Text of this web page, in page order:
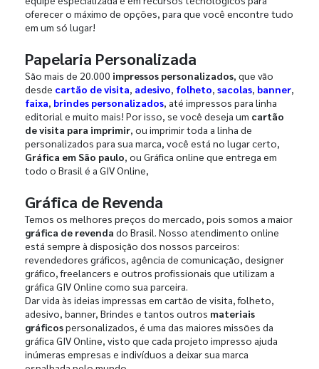
oferecer o máximo de opções, para que você encontre tudo
em um só lugar!
Papelaria Personalizada
São mais de 20.000 impressos personalizados, que vão
desde cartão de visita, adesivo, folheto, sacolas, banner,
faixa, brindes personalizados, até impressos para linha
editorial e muito mais! Por isso, se você deseja um cartão
de visita para imprimir, ou imprimir toda a linha de
personalizados para sua marca, você está no lugar certo,
Gráfica em São paulo, ou Gráfica online que entrega em
todo o Brasil é a GIV Online,
Gráfica de Revenda
Temos os melhores preços do mercado, pois somos a maior
gráfica de revenda do Brasil. Nosso atendimento online
está sempre à disposição dos nossos parceiros:
revendedores gráficos, agência de comunicação, designer
gráfico, freelancers e outros profissionais que utilizam a
gráfica GIV Online como sua parceira.
Dar vida às ideias impressas em cartão de visita, folheto,
adesivo, banner, Brindes e tantos outros materiais
gráficospersonalizados, é uma das maiores missões da
gráfica GIV Online, visto que cada projeto impresso ajuda
inúmeras empresas e indivíduos a deixar sua marca